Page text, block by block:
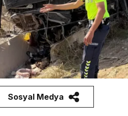
Sosyal Medya